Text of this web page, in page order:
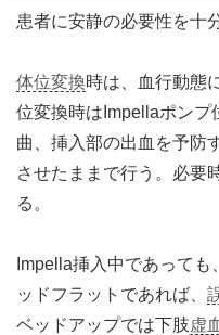
患者に安静の必要性を十
体位変換時は、血行動態
位変換時はImpellaポンプ
曲、挿入部の出血を予防
させたままで行う。必要
る。
Impella挿入中であって
ッドフラットであれば、
ベッドアップでは下肢虚